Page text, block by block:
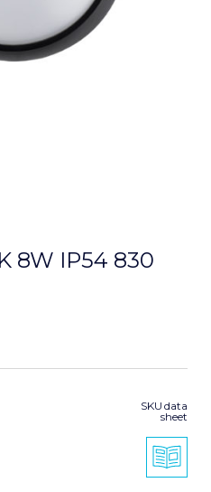
8W IP54 830
SKU data
sheet